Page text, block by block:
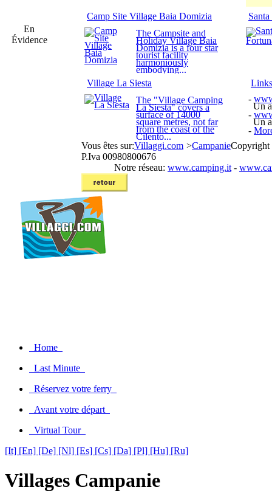
En
Évidence
Camp Site Village Baia Domizia
The Campsite and
Holiday Village Baia
Domizia is a four star
tourist facility
harmoniously
embodying...
Village La Siesta
The "Village Camping
La Siesta" covers a
surface of 14000
square metres, not far
from the coast of the
Cilento...
Links
-
Un
-
Un
-
Vous êtes sur:Villaggi.com >Campanie
P.Iva 00980800676
Notre réseau: www.camping.it -
Home
Last Minute
Réservez votre ferry
Avant votre départ
Virtual Tour
[It] [En] [De] [Nl] [Es] [Cs] [Da] [Pl] [Hu] [Ru]
Villages Campanie